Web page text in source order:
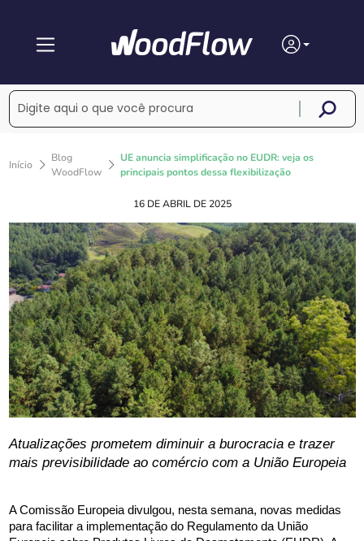
Início
Blog
WoodFlow
UE anuncia simplificação no EUDR: veja os
principais pontos dessa flexibilização
16 DE ABRIL DE 2025
Atualizações prometem diminuir a burocracia e trazer
mais previsibilidade ao comércio com a União Europeia
A Comissão Europeia divulgou, nesta semana, novas medidas
para facilitar a implementação do Regulamento da União